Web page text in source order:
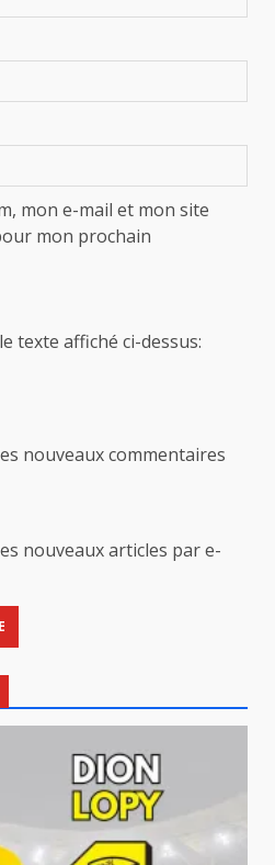
mon e-mail et mon site
mon prochain
texte affiché ci-dessus:
nouveaux commentaires
nouveaux articles par e-